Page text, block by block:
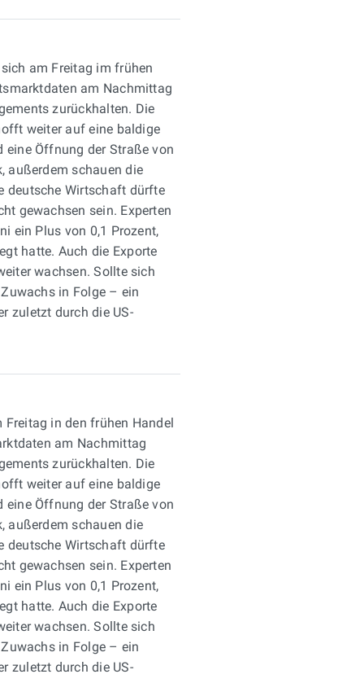
t
am Freitag im frühen
am Nachmittag
zurückhalten. Die
weiter auf eine baldige
Öffnung der Straße von
außerdem schauen die
deutsche Wirtschaft dürfte
gewachsen sein. Experten
ein Plus von 0,1 Prozent,
hatte. Auch die Exporte
wachsen. Sollte sich
in Folge – ein
zuletzt durch die US-
in den frühen Handel
am Nachmittag
zurückhalten. Die
weiter auf eine baldige
Öffnung der Straße von
außerdem schauen die
deutsche Wirtschaft dürfte
gewachsen sein. Experten
ein Plus von 0,1 Prozent,
hatte. Auch die Exporte
wachsen. Sollte sich
in Folge – ein
zuletzt durch die US-